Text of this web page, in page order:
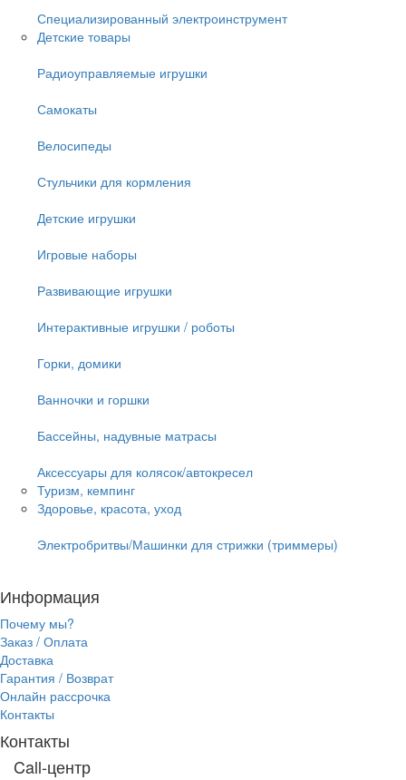
Специализированный электроинструмент
Детские товары
Радиоуправляемые игрушки
Самокаты
Велосипеды
Стульчики для кормления
Детские игрушки
Игровые наборы
Развивающие игрушки
Интерактивные игрушки / роботы
Горки, домики
Ванночки и горшки
Бассейны, надувные матрасы
Аксессуары для колясок/автокресел
Туризм, кемпинг
Здоровье, красота, уход
Электробритвы/Машинки для стрижки (триммеры)
Информация
Почему мы?
Заказ / Оплата
Доставка
Гарантия / Возврат
Онлайн рассрочка
Контакты
Контакты
Call-центр